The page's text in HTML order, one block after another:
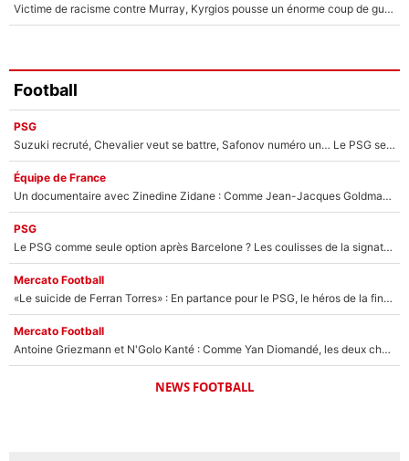
Victime de racisme contre Murray, Kyrgios pousse un énorme coup de gueule !
Football
PSG
Suzuki recruté, Chevalier veut se battre, Safonov numéro un… Le PSG se lance encore dans un gros chantier pour le poste de gardien de but
Équipe de France
Un documentaire avec Zinedine Zidane : Comme Jean-Jacques Goldman et Mylène Farmer, le nouveau sélectionneur de l'équipe de France a recalé une journaliste très connue
PSG
Le PSG comme seule option après Barcelone ? Les coulisses de la signature historique de Lionel Messi sont révélées au grand jour !
Mercato Football
«Le suicide de Ferran Torres» : En partance pour le PSG, le héros de la finale de la Coupe du monde s'attire les foudres de la presse espagnole !
Mercato Football
Antoine Griezmann et N'Golo Kanté : Comme Yan Diomandé, les deux champions du monde ont refusé de signer au PSG !
NEWS FOOTBALL